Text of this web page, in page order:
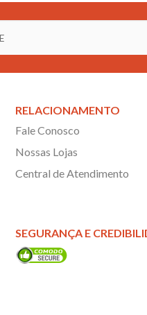
RELACIONAMENTO
Fale Conosco
Nossas Lojas
Central de Atendimento
SEGURANÇA E